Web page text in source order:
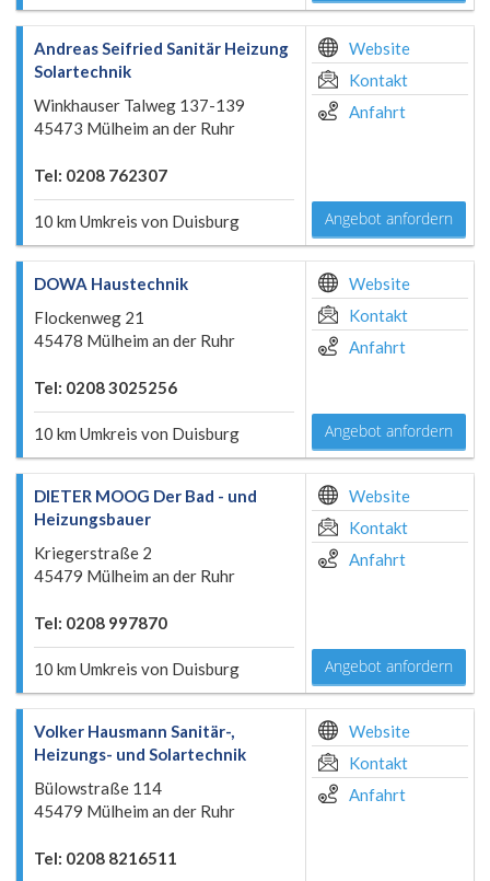
Andreas Seifried Sanitär Heizung
Solartechnik
Winkhauser Talweg 137-139
45473 Mülheim an der Ruhr
Tel: 0208 762307
10 km Umkreis von Duisburg
Website
Kontakt
Anfahrt
Angebot anfordern
DOWA Haustechnik
Flockenweg 21
45478 Mülheim an der Ruhr
Tel: 0208 3025256
10 km Umkreis von Duisburg
Website
Kontakt
Anfahrt
Angebot anfordern
DIETER MOOG Der Bad - und
Heizungsbauer
Kriegerstraße 2
45479 Mülheim an der Ruhr
Tel: 0208 997870
10 km Umkreis von Duisburg
Website
Kontakt
Anfahrt
Angebot anfordern
Volker Hausmann Sanitär-,
Heizungs- und Solartechnik
Bülowstraße 114
45479 Mülheim an der Ruhr
Tel: 0208 8216511
Website
Kontakt
Anfahrt